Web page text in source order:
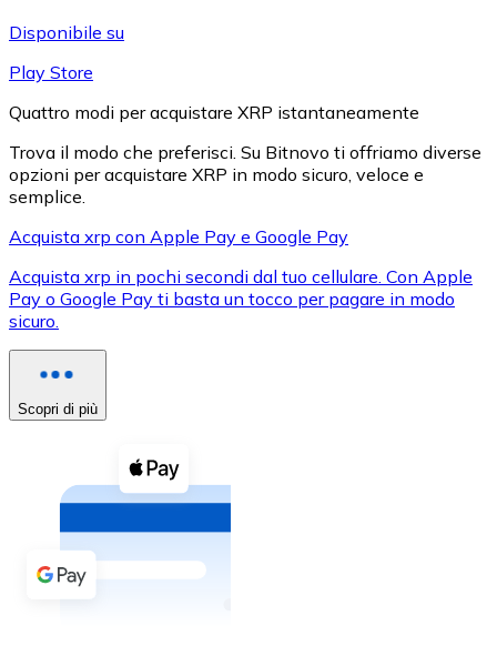
XRP
XRP
Vedi tutto
Buoni cripto
Acquista criptovalute in contanti e altri mezzi di
Acquista con contanti
Bonifico SEPA
Disponibile su
Play Store
Quattro modi per acquistare XRP istantaneamente
Trova il modo che preferisci. Su Bitnovo ti offriamo diverse
opzioni per acquistare XRP in modo sicuro, veloce e
semplice.
Acquista xrp con Apple Pay e Google Pay
Acquista xrp in pochi secondi dal tuo cellulare. Con Apple
Pay o Google Pay ti basta un tocco per pagare in modo
sicuro.
Scopri di più